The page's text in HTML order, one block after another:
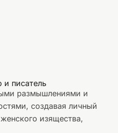
и писатель
размышлениями и
создавая личный
изящества,